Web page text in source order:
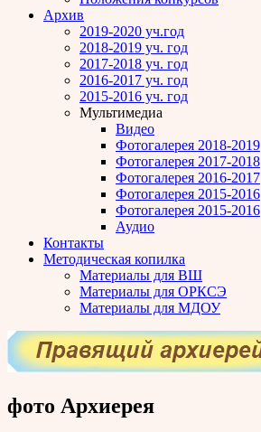
Архив
2019-2020 уч.год
2018-2019 уч. год
2017-2018 уч. год
2016-2017 уч. год
2015-2016 уч. год
Мультимедиа
Видео
Фотогалерея 2018-2019
Фотогалерея 2017-2018
Фотогалерея 2016-2017
Фотогалерея 2015-2016
Фотогалерея 2015-2016
Аудио
Контакты
Методическая копилка
Материалы для ВШ
Материалы для ОРКСЭ
Материалы для МДОУ
фото Архиерея